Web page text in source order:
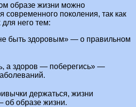
образе жизни можно
современного поколения, так как
для него тем:
быть здоровым» — о правильном
а здоров — поберегись» —
держаться, жизни
об образе жизни.